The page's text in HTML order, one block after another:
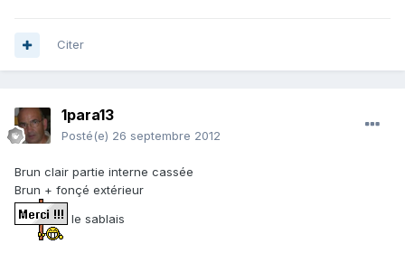
Citer
1para13
Posté(e) 26 septembre 2012
Brun clair partie interne cassée
Brun + fonçé extérieur
le sablais